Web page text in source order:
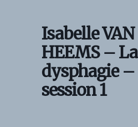
Isabelle VAN
HEEMS – La
dysphagie –
session 1